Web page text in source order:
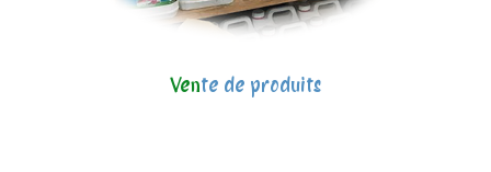
Vente de produits